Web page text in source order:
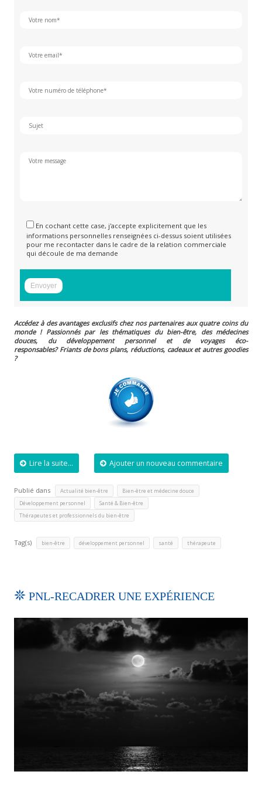
En cochant cette case, j'accepte explicitement que les
informations personnelles renseignées ci-dessus soient utilisées
pour me recontacter dans le cadre de la relation commerciale
qui découle de ma demande
Accédez à des avantages exclusifs chez nos partenaires aux quatre coins du
monde ! Passionnés par les thématiques du bien-être, des médecines
douces, du développement personnel et de voyages éco-
responsables? Friants de bons plans, réductions, cadeaux et autres goodies
?
Lire la suite... Ajouter un nouveau commentaire
Publié dans Actualité bien-être Bien-être et médecine douce
Développement personnel Santé & Bien-être
Thérapeutes et professionnels du bien-être
Tag(s) bien-être développement personnel santé thérapeute
PNL-RECADRER UNE EXPÉRIENCE